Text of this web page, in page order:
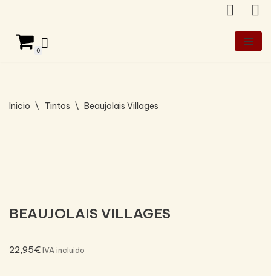
Saltar
0
Inicio \ Tintos \ Beaujolais Villages
BEAUJOLAIS VILLAGES
22,95€IVA incluido